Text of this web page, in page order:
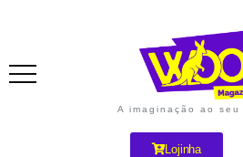
A imaginação ao seu
Lojinha